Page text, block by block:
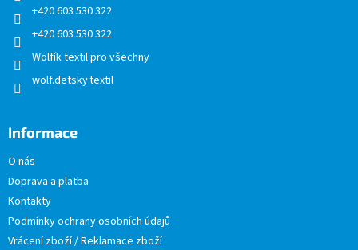
+420 603 530 322
+420 603 530 322
Wolfík textil pro všechny
wolf.detsky.textil
Informace
O nás
Doprava a platba
Kontakty
Podmínky ochrany osobních údajů
Vrácení zboží / Reklamace zboží